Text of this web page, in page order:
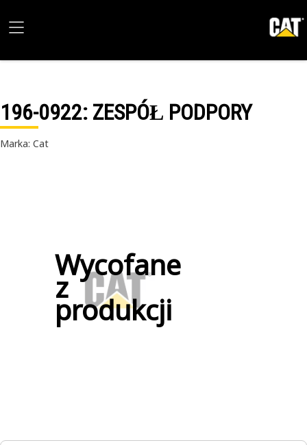
196-0922: ZESPÓŁ PODPORY
Marka: Cat
Wycofane
z
produkcji